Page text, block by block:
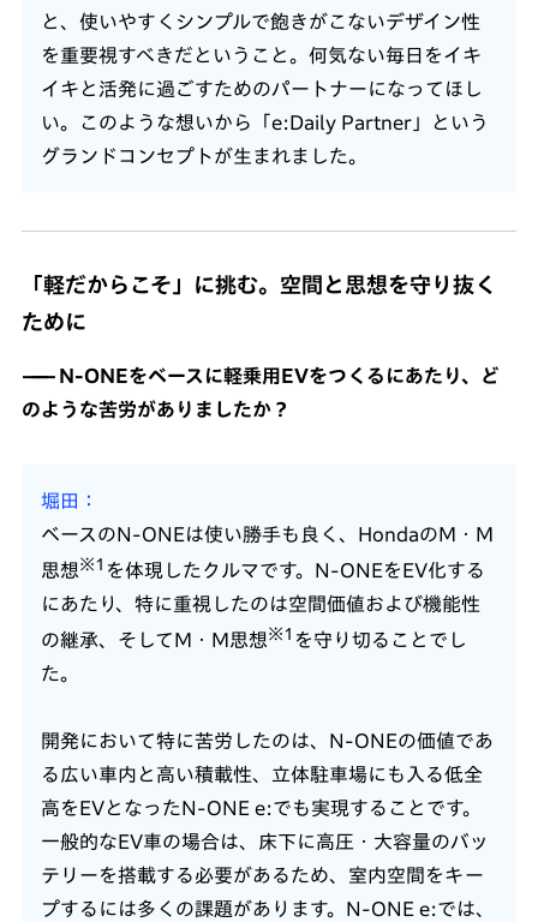
と、使いやすくシンプルで飽きがこないデザイン性
を重要視すべきだということ。何気ない毎日をイキ
イキと活発に過ごすためのパートナーになってほし
い。このような想いから「e:Daily Partner」という
グランドコンセプトが生まれました。
「軽だからこそ」に挑む。空間と思想を守り抜く
ために
N-ONEをベースに軽乗用EVをつくるにあたり、ど
のような苦労がありましたか？
堀田
ベースのN-ONEは使い勝手も良く、HondaのM・M
思想 ※1 を体現したクルマです。N-ONEをEV化する
にあたり、特に重視したのは空間価値および機能性
の継承、そしてM・M思想※1 を守り切ることでし
た。
開発において特に苦労したのは、N-ONEの価値であ
る広い車内と高い積載性、立体駐車場にも入る低全
高をEVとなったN-ONE e:でも実現することです。
一般的なEV車の場合は、床下に高圧・大容量のバッ
テリーを搭載する必要があるため、室内空間をキー
プするには多くの課題があります。N-ONE e:では、